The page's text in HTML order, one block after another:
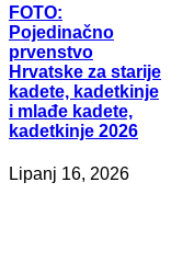
FOTO:
Pojedinačno
prvenstvo
Hrvatske za starije
kadete, kadetkinje
i mlađe kadete,
kadetkinje 2026
Lipanj 16, 2026